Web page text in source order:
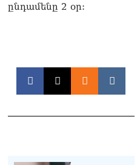
ընդամենը 2 օր: